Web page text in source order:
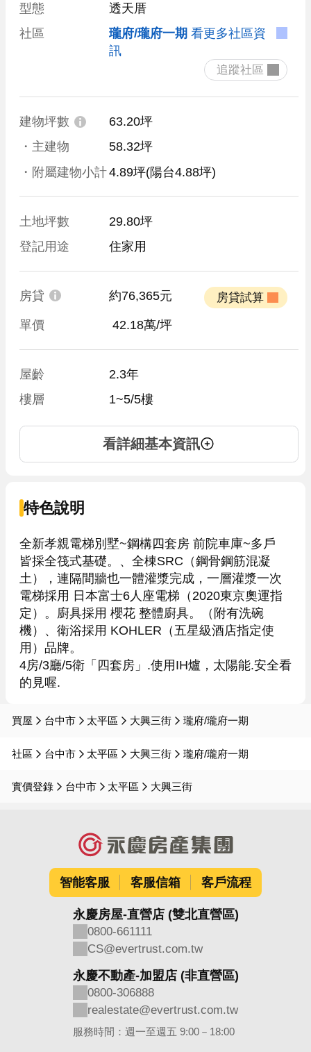
型態
透天厝
社區
瓏府/瓏府一期 看更多社區資
訊
建物坪數
63.20坪
・主建物
58.32坪
・附屬建物小計4.89坪(陽台4.88坪)
土地坪數
29.80坪
登記用途
住家用
房貸 約76,365元
單價 42.18萬/坪
屋齡
2.3年
樓層
1~5/5樓
看詳細基本資訊
特色說明
全新孝親電梯別墅~鋼構四套房 前院車庫~多戶
皆採全筏式基礎。、全棟SRC（鋼骨鋼筋混凝
土），連隔間牆也一體灌漿完成，一層灌漿一次
電梯採用 日本富士6人座電梯（2020東京奧運指
定）。廚具採用 櫻花 整體廚具。（附有洗碗
機）、衛浴採用 KOHLER（五星級酒店指定使
用）品牌。
4房/3廳/5衛「四套房」.使用IH爐，太陽能.安全看
買屋 台中市 太平區 大興三街 瓏府/瓏府一期
社區 台中市 太平區 大興三街 瓏府/瓏府一期
實價登錄 台中市 太平區 大興三街
智能客服 客服信箱 客戶流程
永慶房屋-直營店 (雙北直營區)
0800-661111
CS@evertrust.com.tw
永慶不動產-加盟店 (非直營區)
0800-306888
realestate@evertrust.com.tw
服務時間：週一至週五 9:00－18:00